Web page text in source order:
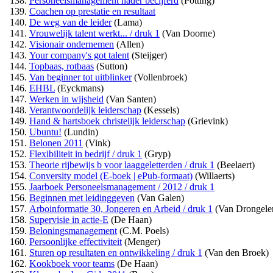
Coachen op prestatie en resultaat
De weg van de leider(Lama)
Vrouwelijk talent werkt... / druk 1 (Van Doorne)
Visionair ondernemen (Allen)
Your company's got talent (Steijger)
Topbaas, rotbaas (Sutton)
Van beginner tot uitblinker(Vollenbroek)
EHBL (Eyckmans)
Werken in wijsheid (Van Santen)
Verantwoordelijk leiderschap (Kessels)
Hand & hartsboek christelijk leiderschap (Grievink)
Ubuntu! (Lundin)
Belonen 2011 (Vink)
Flexibiliteit in bedrijf / druk 1 (Gryp)
Theorie rijbewijs b voor laaggeletterden / druk 1 (Beelaert)
Conversity model (E-boek | ePub-formaat) (Willaerts)
Jaarboek Personeelsmanagement / 2012 / druk 1
Beginnen met leidinggeven (Van Galen)
Arboinformatie 30, Jongeren en Arbeid / druk 1 (Van
Supervisie in actie-E (De Haan)
Beloningsmanagement (C.M. Poels)
Persoonlijke effectiviteit (Menger)
Sturen op resultaten en ontwikkeling / druk 1 (Van den Broek)
Kookboek voor teams (De Haan)